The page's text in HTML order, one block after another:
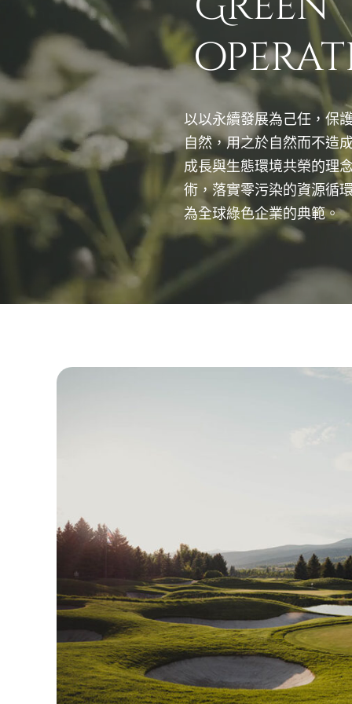
以以永續發展為己任，保
自然，用之於自然而不造
成長與生態環境共榮的理
術，落實零污染的資源循
為全球綠色企業的典範。